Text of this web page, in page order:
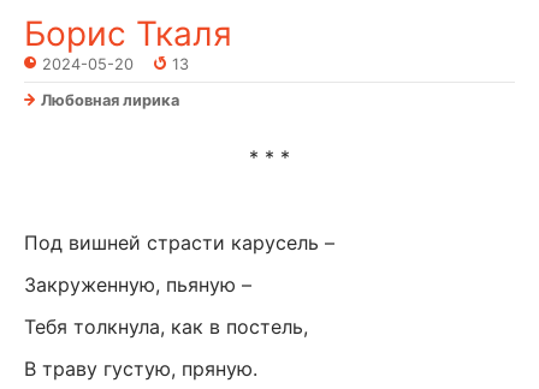
Борис Ткаля
2024-05-20
13
Любовная лирика
* * *
Под вишней страсти карусель –
Закруженную, пьяную –
Тебя толкнула, как в постель,
В траву густую, пряную.